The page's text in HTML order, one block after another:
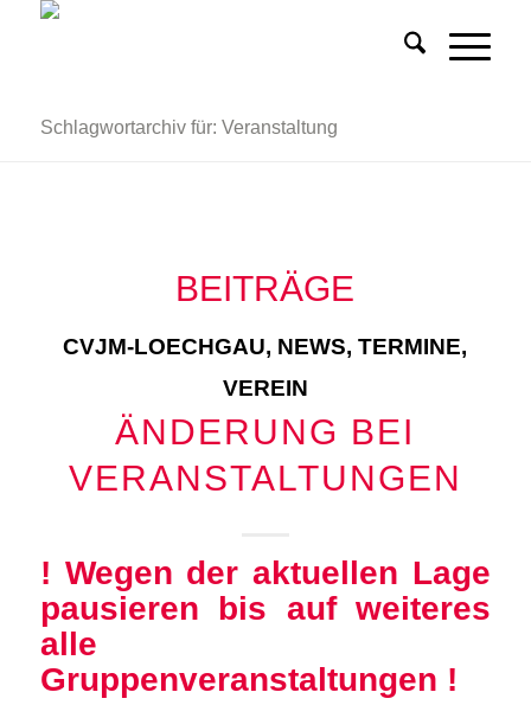
Schlagwortarchiv für: Veranstaltung
BEITRÄGE
CVJM-LOECHGAU, NEWS,TERMINE,
VEREIN
ÄNDERUNG BEI
VERANSTALTUNGEN
! Wegen der aktuellen Lage
pausieren bis auf weiteres
alle
Gruppenveranstaltungen !